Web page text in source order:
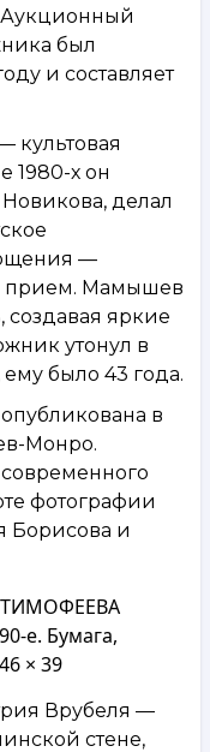
Аукционный
был
и составляет
1980-х он
делал
—
Мамышев
создавая яркие
утонул в
было 43 года.
в
Монро.
фотографии
Борисова и
ТИМОФЕЕВА
Бумага,
× 39
Врубеля —
стене,